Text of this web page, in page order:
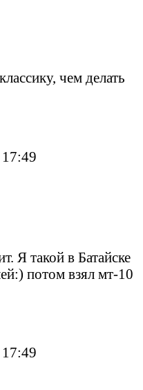
чем делать
Я такой в Батайске
потом взял мт-10